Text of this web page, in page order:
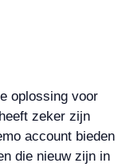
oplossing voor
zeker zijn
account bieden
die nieuw zijn in